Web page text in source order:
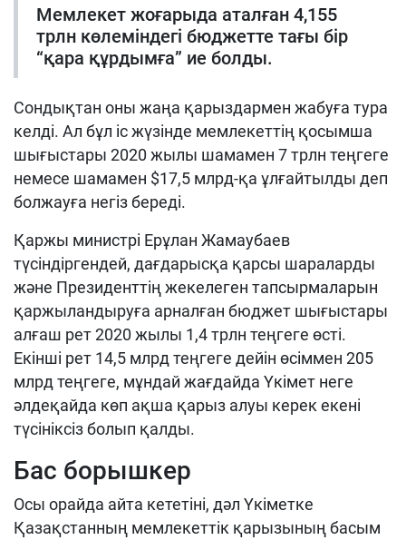
Мемлекет жоғарыда аталған 4,155
трлн көлеміндегі бюджетте тағы бір
“қара құрдымға” ие болды.
Сондықтан оны жаңа қарыздармен жабуға тура
келді. Ал бұл іс жүзінде мемлекеттің қосымша
шығыстары 2020 жылы шамамен 7 трлн теңгеге
немесе шамамен $17,5 млрд-қа ұлғайтылды деп
болжауға негіз береді.
Қаржы министрі Ерұлан Жамаубаев
түсіндіргендей, дағдарысқа қарсы шараларды
және Президенттің жекелеген тапсырмаларын
қаржыландыруға арналған бюджет шығыстары
алғаш рет 2020 жылы 1,4 трлн теңгеге өсті.
Екінші рет 14,5 млрд теңгеге дейін өсіммен 205
млрд теңгеге, мұндай жағдайда Үкімет неге
әлдеқайда көп ақша қарыз алуы керек екені
түсініксіз болып қалды.
Бас борышкер
Осы орайда айта кететіні, дәл Үкіметке
Қазақстанның мемлекеттік қарызының басым